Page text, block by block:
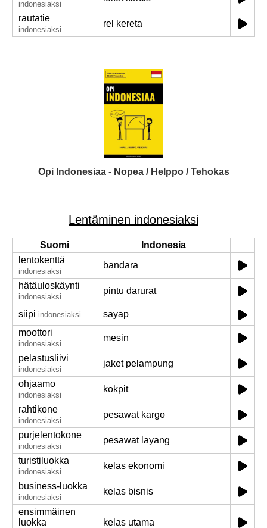
indonesiaksi
rautatie
indonesiaksi
rel kereta
Opi Indonesiaa - Nopea / Helppo / Tehokas
Lentäminen indonesiaksi
Suomi
Indonesia
lentokenttä
indonesiaksi
bandara
hätäuloskäynti
indonesiaksi
pintu darurat
siipi indonesiaksi
sayap
moottori
indonesiaksi
mesin
pelastusliivi
indonesiaksi
jaket pelampung
ohjaamo
indonesiaksi
kokpit
rahtikone
indonesiaksi
pesawat kargo
purjelentokone
indonesiaksi
pesawat layang
turistiluokka
indonesiaksi
kelas ekonomi
business-luokka
indonesiaksi
kelas bisnis
ensimmäinen
luokka
kelas utama